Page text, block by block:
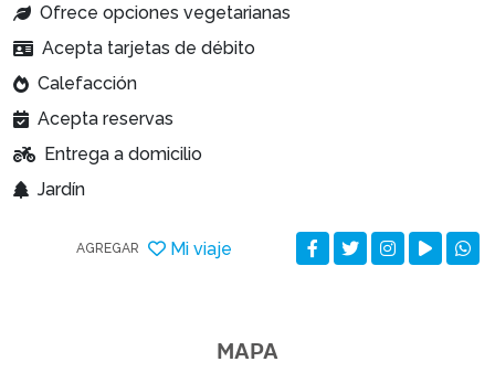
Ofrece opciones vegetarianas
Acepta tarjetas de débito
Calefacción
Acepta reservas
Entrega a domicilio
Jardín
AGREGAR Mi viaje
MAPA